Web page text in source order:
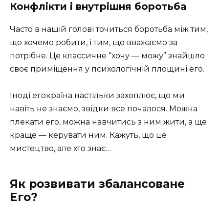
Конфлікти і внутрішня боротьба
Часто в нашій голові точиться боротьба між тим,
що хочемо робити, і тим, що вважаємо за
потрібне. Це классичне “хочу — можу” знайшло
своє приміщення у психологічній площині его.
Іноді егокраїна настільки захоплює, що ми
навіть не знаємо, звідки все почалося. Можна
плекати его, можна навчитись з ним жити, а ще
краще — керувати ним. Кажуть, що це
мистецтво, але хто знає…
Як розвивати збалансоване
Его?